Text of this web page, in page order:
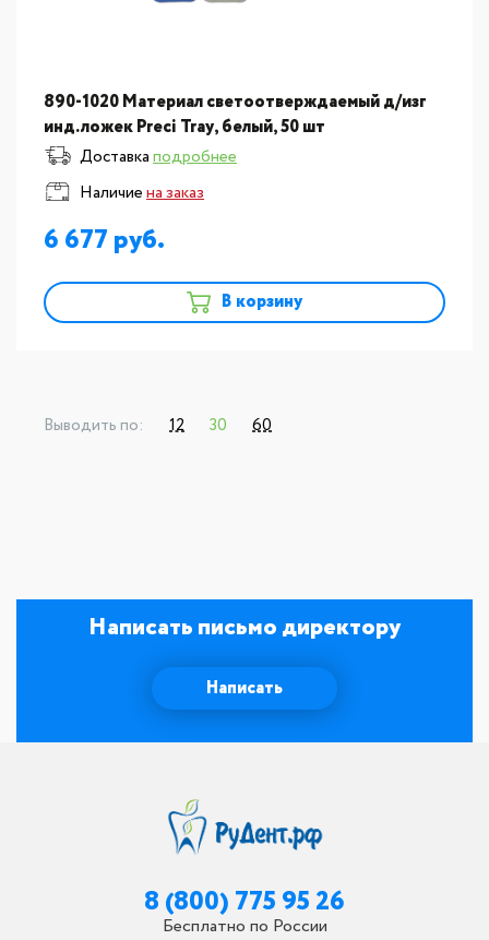
890-1020 Материал светоотверждаемый д/изг
инд.ложек Preci Tray, белый, 50 шт
Доставкаподробнее
Наличиена заказ
6 677
В корзину
Выводить по: 12 30 60
Написать письмо директору
Написать
8 (800) 775 95 26
Бесплатно по России